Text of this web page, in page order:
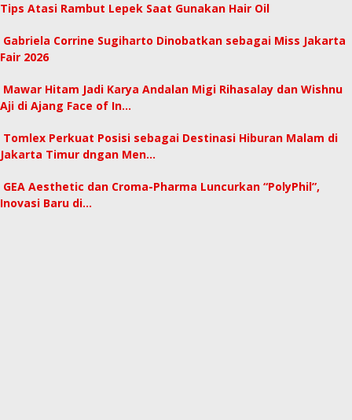
Tips Atasi Rambut Lepek Saat Gunakan Hair Oil
Gabriela Corrine Sugiharto Dinobatkan sebagai Miss Jakarta
Fair 2026
Mawar Hitam Jadi Karya Andalan Migi Rihasalay dan Wishnu
Aji di Ajang Face of In…
Tomlex Perkuat Posisi sebagai Destinasi Hiburan Malam di
Jakarta Timur dngan Men…
GEA Aesthetic dan Croma-Pharma Luncurkan “PolyPhil”,
Inovasi Baru di…